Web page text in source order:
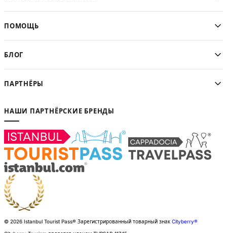
ПОМОЩЬ
БЛОГ
ПАРТНЁРЫ
НАШИ ПАРТНЁРСКИЕ БРЕНДЫ
© 2026 Istanbul Tourist Pass® Зарегистрированный товарный знак Cityberry®